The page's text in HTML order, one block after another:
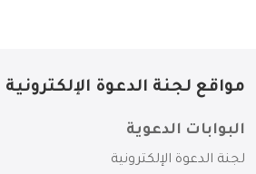
مواقع لجنة الدعوة الإلكترونية
البوابات الدعوية
لجنة الدعوة الإلكترونية